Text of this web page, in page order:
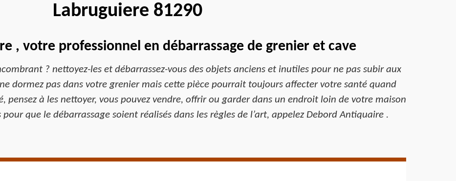
Labruguiere 81290
, votre professionnel en débarrassage de grenier et cave
? nettoyez-les et débarrassez-vous des objets anciens et inutiles pour ne pas subir aux
dormez pas dans votre grenier mais cette pièce pourrait toujours affecter votre santé quand
pensez à les nettoyer, vous pouvez vendre, offrir ou garder dans un endroit loin de votre maison
que le débarrassage soient réalisés dans les règles de l’art, appelez Debord Antiquaire .